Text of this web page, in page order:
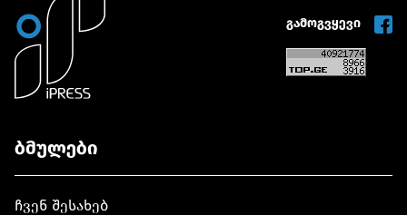
გამოგვყევი
ბმულები
ჩვენ შესახებ